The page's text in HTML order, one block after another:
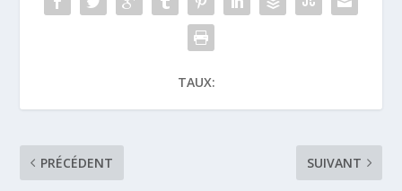
TAUX:
PRÉCÉDENT SUIVANT